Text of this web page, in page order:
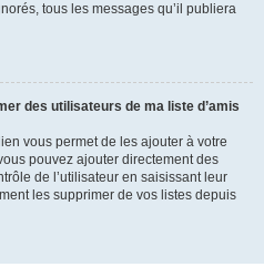
tous les messages qu’il publiera
des utilisateurs de ma liste d’amis
vous permet de les ajouter à votre
pouvez ajouter directement des
de l’utilisateur en saisissant leur
les supprimer de vos listes depuis